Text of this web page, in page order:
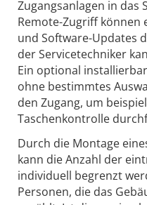
Zugangsanlagen in das
Remote-Zugriff können
und Software-Updates
der Servicetechniker
Ein optional
ohne bestimmtes
den Zugang, um
Taschenkontrolle
Durch die Montage
kann die Anzahl der
individuell begrenzt
Personen, die das